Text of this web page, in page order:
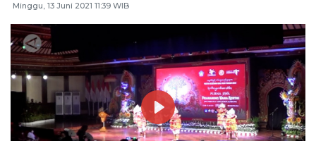
Minggu, 13 Juni 2021 11:39 WIB
Play